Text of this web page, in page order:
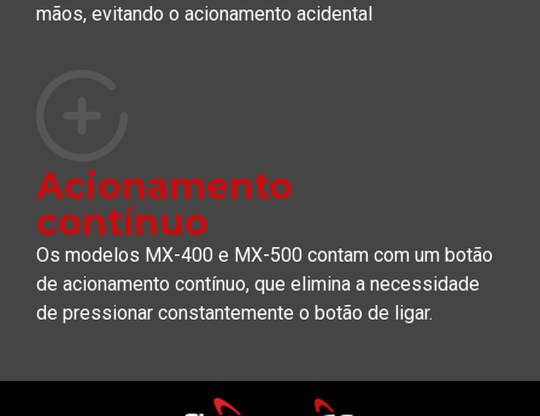
mãos, evitando o acionamento acidental
Acionamento
contínuo
Os modelos MX-400 e MX-500 contam com um botão
de acionamento contínuo, que elimina a necessidade
de pressionar constantemente o botão de ligar.